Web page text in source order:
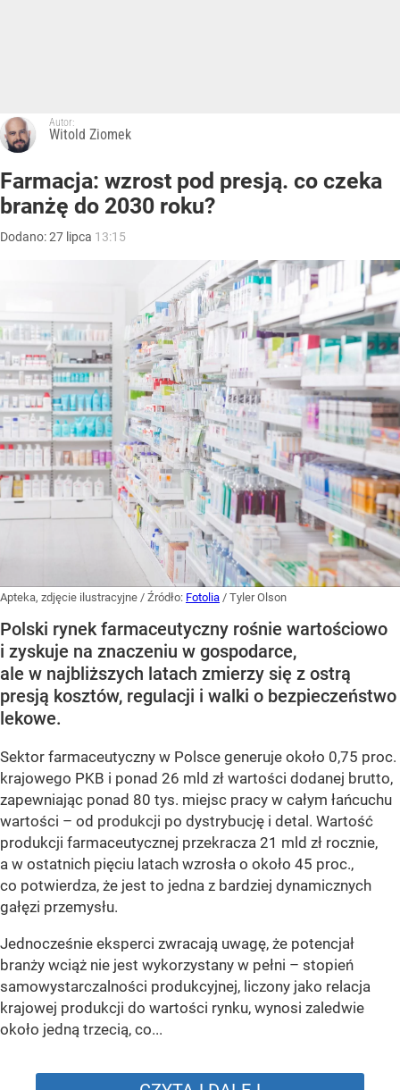
Autor:
Witold Ziomek
Farmacja: wzrost pod presją. co czeka
branżę do 2030 roku?
Dodano:27 lipca 13:15
Apteka, zdjęcie ilustracyjne / Źródło: Fotolia / Tyler Olson
Polski rynek farmaceutyczny rośnie wartościowo
i zyskuje na znaczeniu w gospodarce,
ale w najbliższych latach zmierzy się z ostrą
presją kosztów, regulacji i walki o bezpieczeństwo
lekowe.
Sektor farmaceutyczny w Polsce generuje około 0,75 proc.
krajowego PKB i ponad 26 mld zł wartości dodanej brutto,
zapewniając ponad 80 tys. miejsc pracy w całym łańcuchu
wartości – od produkcji po dystrybucję i detal. Wartość
produkcji farmaceutycznej przekracza 21 mld zł rocznie,
a w ostatnich pięciu latach wzrosła o około 45 proc.,
co potwierdza, że jest to jedna z bardziej dynamicznych
gałęzi przemysłu.
Jednocześnie eksperci zwracają uwagę, że potencjał
branży wciąż nie jest wykorzystany w pełni – stopień
samowystarczalności produkcyjnej, liczony jako relacja
krajowej produkcji do wartości rynku, wynosi zaledwie
około jedną trzecią, co...